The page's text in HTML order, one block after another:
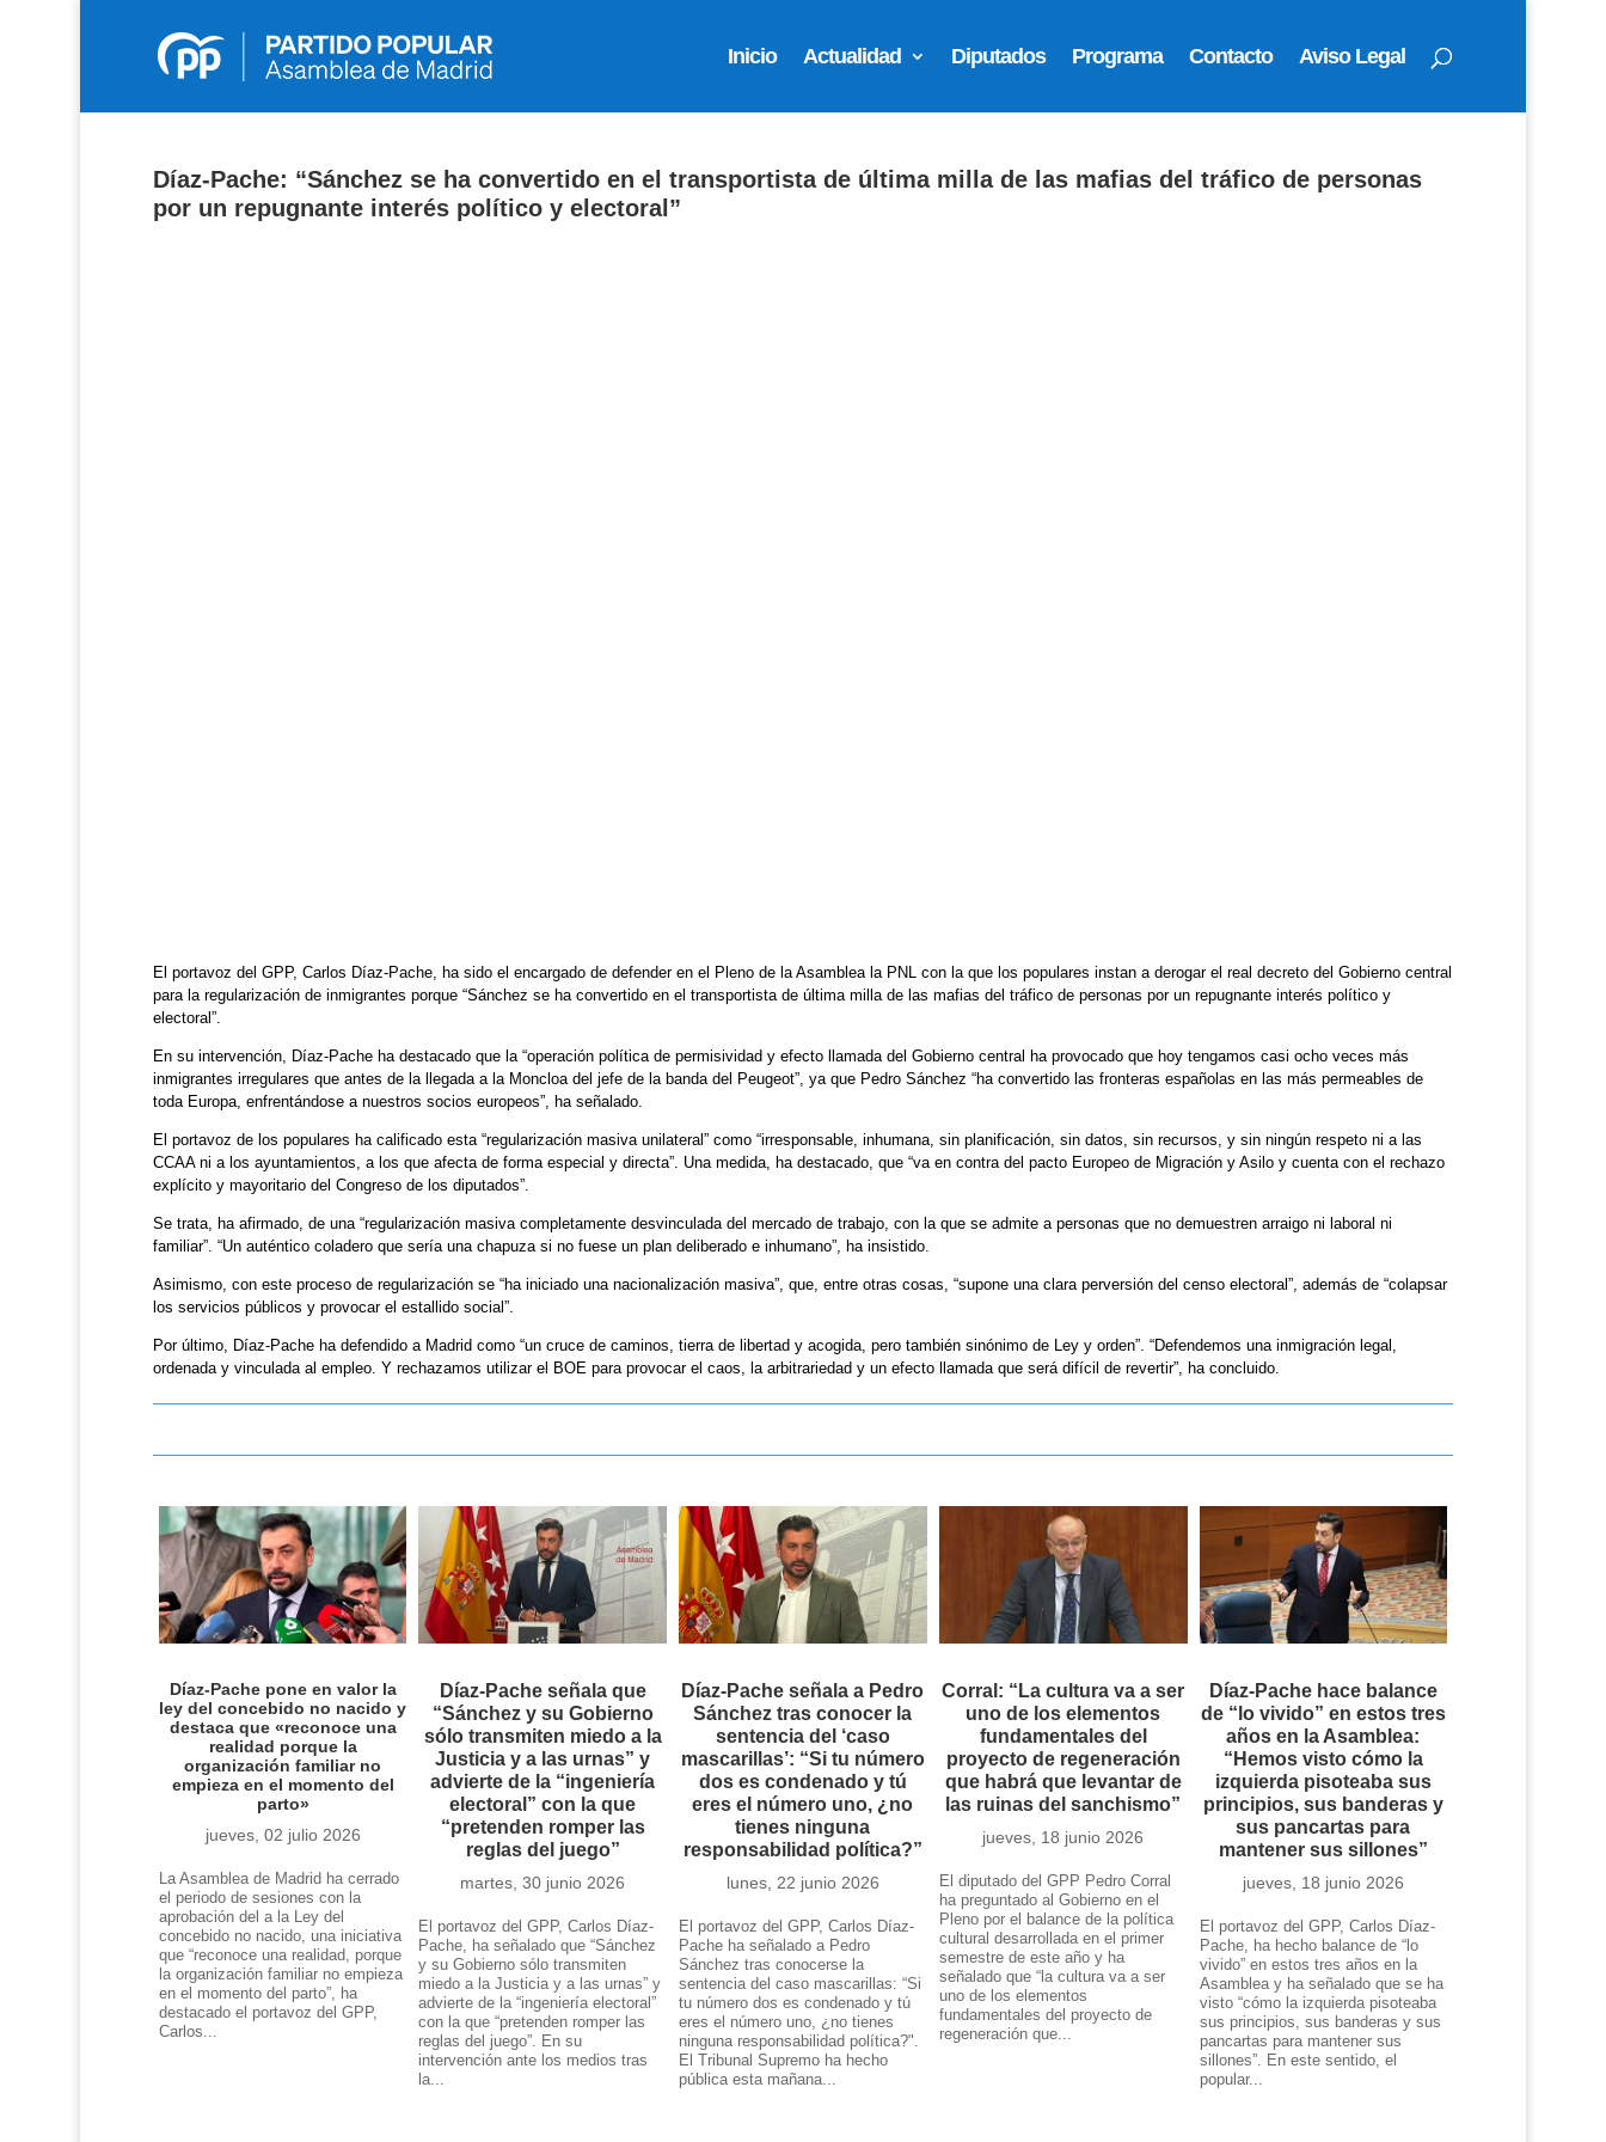
Inicio Actualidad Diputados Programa Contacto Aviso Legal
Díaz-Pache: “Sánchez se ha convertido en el transportista de última milla de las mafias del tráfico de personas
por un repugnante interés político y electoral”
El portavoz del GPP, Carlos Díaz-Pache, ha sido el encargado de defender en el Pleno de la Asamblea la PNL con la que los populares instan a derogar el real decreto del Gobierno central
para la regularización de inmigrantes porque “Sánchez se ha convertido en el transportista de última milla de las mafias del tráfico de personas por un repugnante interés político y
electoral”.
En su intervención, Díaz-Pache ha destacado que la “operación política de permisividad y efecto llamada del Gobierno central ha provocado que hoy tengamos casi ocho veces más
inmigrantes irregulares que antes de la llegada a la Moncloa del jefe de la banda del Peugeot”, ya que Pedro Sánchez “ha convertido las fronteras españolas en las más permeables de
toda Europa, enfrentándose a nuestros socios europeos”, ha señalado.
El portavoz de los populares ha calificado esta “regularización masiva unilateral” como “irresponsable, inhumana, sin planificación, sin datos, sin recursos, y sin ningún respeto ni a las
CCAA ni a los ayuntamientos, a los que afecta de forma especial y directa”. Una medida, ha destacado, que “va en contra del pacto Europeo de Migración y Asilo y cuenta con el rechazo
explícito y mayoritario del Congreso de los diputados”.
Se trata, ha afirmado, de una “regularización masiva completamente desvinculada del mercado de trabajo, con la que se admite a personas que no demuestren arraigo ni laboral ni
familiar”. “Un auténtico coladero que sería una chapuza si no fuese un plan deliberado e inhumano”, ha insistido.
Asimismo, con este proceso de regularización se “ha iniciado una nacionalización masiva”, que, entre otras cosas, “supone una clara perversión del censo electoral”, además de “colapsar
los servicios públicos y provocar el estallido social”.
Por último, Díaz-Pache ha defendido a Madrid como “un cruce de caminos, tierra de libertad y acogida, pero también sinónimo de Ley y orden”. “Defendemos una inmigración legal,
ordenada y vinculada al empleo. Y rechazamos utilizar el BOE para provocar el caos, la arbitrariedad y un efecto llamada que será difícil de revertir”, ha concluido.
Díaz-Pache pone en valor la
ley del concebido no nacido y
destaca que «reconoce una
realidad porque la
organización familiar no
empieza en el momento del
parto»
jueves, 02 julio 2026
La Asamblea de Madrid ha cerrado
el periodo de sesiones con la
aprobación del a la Ley del
concebido no nacido, una iniciativa
que “reconoce una realidad, porque
la organización familiar no empieza
en el momento del parto”, ha
destacado el portavoz del GPP,
Carlos...
Díaz-Pache señala que
“Sánchez y su Gobierno
sólo transmiten miedo a la
Justicia y a las urnas” y
advierte de la “ingeniería
electoral” con la que
“pretenden romper las
reglas del juego”
martes, 30 junio 2026
El portavoz del GPP, Carlos Díaz-
Pache, ha señalado que “Sánchez
y su Gobierno sólo transmiten
miedo a la Justicia y a las urnas” y
advierte de la “ingeniería electoral”
con la que “pretenden romper las
reglas del juego”. En su
intervención ante los medios tras
la...
Díaz-Pache señala a Pedro
Sánchez tras conocer la
sentencia del ‘caso
mascarillas’: “Si tu número
dos es condenado y tú
eres el número uno, ¿no
tienes ninguna
responsabilidad política?”
lunes, 22 junio 2026
El portavoz del GPP, Carlos Díaz-
Pache ha señalado a Pedro
Sánchez tras conocerse la
sentencia del caso mascarillas: “Si
tu número dos es condenado y tú
eres el número uno, ¿no tienes
ninguna responsabilidad política?".
El Tribunal Supremo ha hecho
pública esta mañana...
Corral: “La cultura va a ser
uno de los elementos
fundamentales del
proyecto de regeneración
que habrá que levantar de
las ruinas del sanchismo”
jueves, 18 junio 2026
El diputado del GPP Pedro Corral
ha preguntado al Gobierno en el
Pleno por el balance de la política
cultural desarrollada en el primer
semestre de este año y ha
señalado que “la cultura va a ser
uno de los elementos
fundamentales del proyecto de
regeneración que...
Díaz-Pache hace balance
de “lo vivido” en estos tres
años en la Asamblea:
“Hemos visto cómo la
izquierda pisoteaba sus
principios, sus banderas y
sus pancartas para
mantener sus sillones”
jueves, 18 junio 2026
El portavoz del GPP, Carlos Díaz-
Pache, ha hecho balance de “lo
vivido” en estos tres años en la
Asamblea y ha señalado que se ha
visto “cómo la izquierda pisoteaba
sus principios, sus banderas y sus
pancartas para mantener sus
sillones”. En este sentido, el
popular...